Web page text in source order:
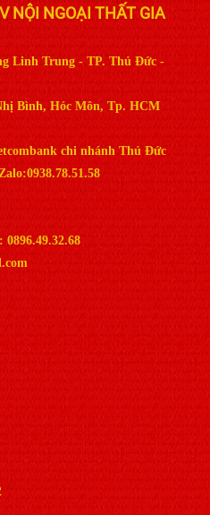
NỘI NGOẠI THẤT GIA
Linh Trung - TP. Thủ Đức -
Bình, Hóc Môn, Tp. HCM
chi nhánh Thủ Đức
0896.49.32.68